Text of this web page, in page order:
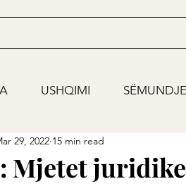
USHQIMI
Mjetet
29, 2022 15 min read